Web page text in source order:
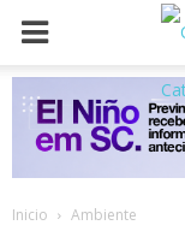
Inicio Ambiente